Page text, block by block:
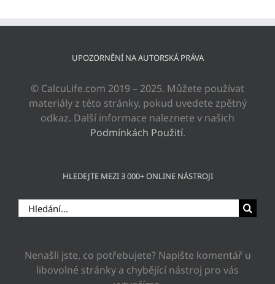
UPOZORNĚNÍ NA AUTORSKÁ PRÁVA
© CalcuLife.com 2019 – 2025. Můžete používat
materiály z této stránky, pokud uvedete zpětný
odkaz. Další informace naleznete v našich
Podmínkách Použití.
HLEDEJTE MEZI 3 000+ ONLINE NÁSTROJI
Hledat:
Nenašli jste, co potřebujete? Napište komentář u
libovolné stránky a chybějící nástroj pro vás